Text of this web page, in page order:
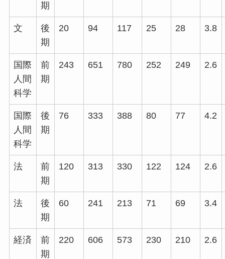
期
文
後
期
20 94 117 25 28 3.8
国際
人間
科学
前
期
243 651 780 252 249 2.6
国際
人間
科学
後
期
76 333 388 80 77 4.2
法
前
期
120 313 330 122 124 2.6
法
後
期
60 241 213 71 69 3.4
経済
前
期
220 606 573 230 210 2.6